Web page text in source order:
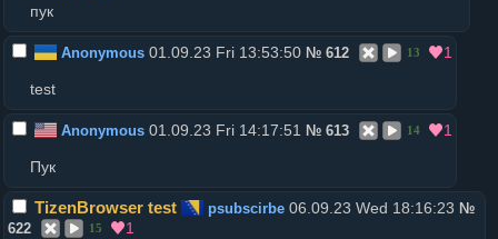
пук
Anonymous01.09.23 Fri 13:53:50 № 612 13 1
test
Anonymous01.09.23 Fri 14:17:51 № 613 14 1
Пук
TizenBrowser test psubscirbe06.09.23 Wed 18:16:23 №
622
15 1